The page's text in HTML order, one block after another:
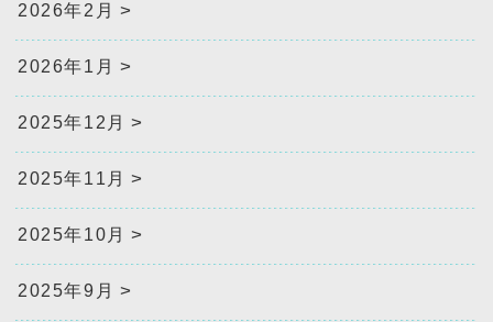
2026年2月
2026年1月
2025年12月
2025年11月
2025年10月
2025年9月